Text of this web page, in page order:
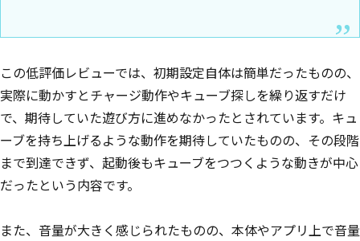
この低評価レビューでは、初期設定自体は簡単だったものの、
実際に動かすとチャージ動作やキューブ探しを繰り返すだけ
で、期待していた遊び方に進めなかったとされています。キュ
ーブを持ち上げるような動作を期待していたものの、その段階
まで到達できず、起動後もキューブをつつくような動きが中心
だったという内容です。
また、音量が大きく感じられたものの、本体やアプリ上で音量